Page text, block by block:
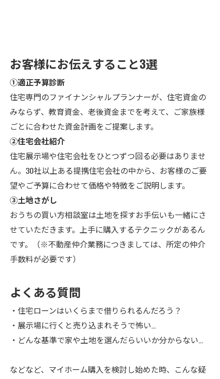
お客様にお伝えすること3選
①適正予算診断
住宅専門のファイナンシャルプランナーが、住宅資金の
みならず、教育資金、老後資金までを考えて、ご家族様
ごとに合わせた資金計画をご提案します。
②住宅会社紹介
住宅展示場や住宅会社をひとつずつ回る必要はありませ
ん。30社以上ある提携住宅会社の中から、お客様のご要
望やご予算に合わせて価格や特徴をご説明します。
③土地さがし
おうちの買い方相談室は土地を探すお手伝いも一緒にさ
せていただきます。上手に購入するテクニックがあるん
です。（※不動産仲介業務につきましては、所定の仲介
手数料が必要です）
よくある質問
・住宅ローンはいくらまで借りられるんだろう？
・展示場に行くと売り込まれそうで怖い…
・どんな基準で家や土地を選んだらいいか分からない…
などなど、マイホーム購入を検討し始めた時、こんな疑